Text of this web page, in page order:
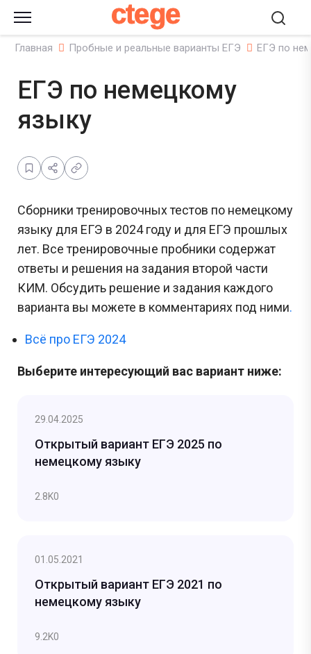
ctege
Главная Пробные и реальные варианты ЕГЭ ЕГЭ по
ЕГЭ по немецкому
языку
Сборники тренировочных тестов по немецкому
языку для ЕГЭ в 2024 году и для ЕГЭ прошлых
лет. Все тренировочные пробники содержат
ответы и решения на задания второй части
КИМ. Обсудить решение и задания каждого
варианта вы можете в комментариях под ними.
Всё про ЕГЭ 2024
Выберите интересующий вас вариант ниже:
29.04.2025
Открытый вариант ЕГЭ 2025 по
немецкому языку
2.8K0
01.05.2021
Открытый вариант ЕГЭ 2021 по
немецкому языку
9.2K0